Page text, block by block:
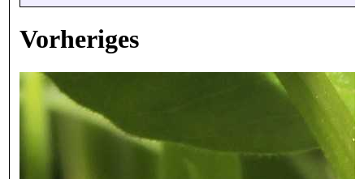
Vorheriges